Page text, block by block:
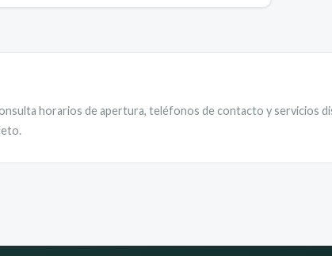
horarios de apertura, teléfonos de contacto y servicios